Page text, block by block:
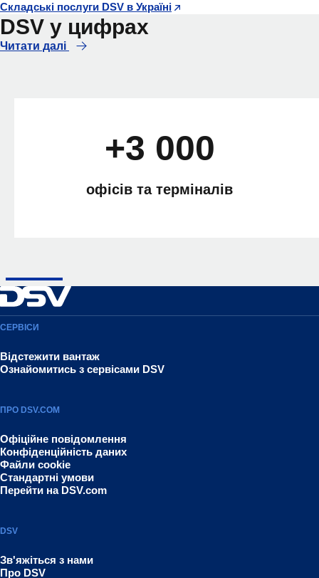
Складські послуги DSV в Україні
DSV у цифрах
Читати далі
+3 000
офісів та терміналів
СЕРВІСИ
Відстежити вантаж
Ознайомитись з сервісами DSV
ПРО DSV.COM
Офіційне повідомлення
Конфіденційність даних
Файли cookie
Стандартні умови
Перейти на DSV.com
DSV
Зв'яжіться з нами
Про DSV